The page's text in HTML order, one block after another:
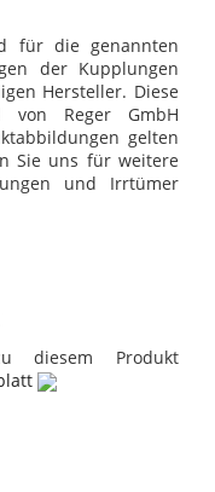
für die genannten
der Kupplungen
Hersteller. Diese
Reger GmbH
gelten
Sie uns für weitere
und Irrtümer
diesem Produkt